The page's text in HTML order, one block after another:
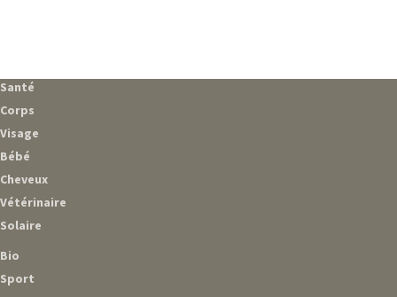
Santé
Corps
Visage
Bébé
Cheveux
Vétérinaire
Solaire
Bio
Sport